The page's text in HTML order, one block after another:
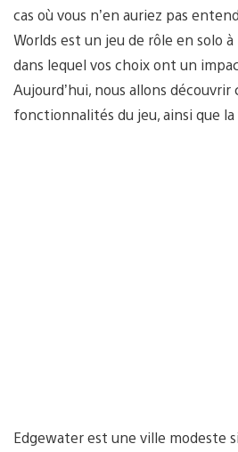
cas où vous n’en auriez pas
Worlds est un jeu de rôle en solo
dans lequel vos choix ont un
Aujourd’hui, nous allons découvrir
fonctionnalités du jeu, ainsi que la
Edgewater est une ville modeste